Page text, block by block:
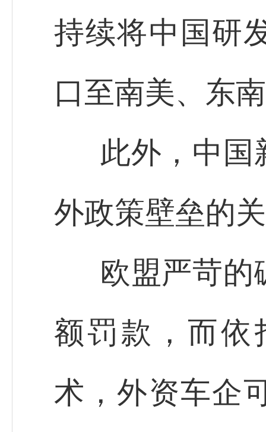
持续将中国研
口至南美、东
此外，中国
外政策壁垒的
欧盟严苛
额罚款，而依
术，外资车企